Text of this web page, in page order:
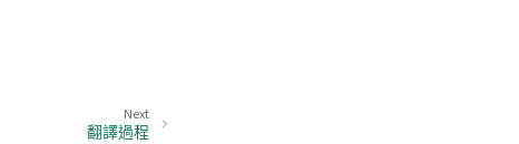
Next
翻譯過程